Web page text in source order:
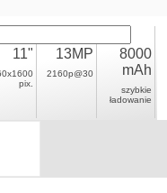
5G
11"
pix.
13MP
2160p@30
8000
mAh
szybkie
ładowanie